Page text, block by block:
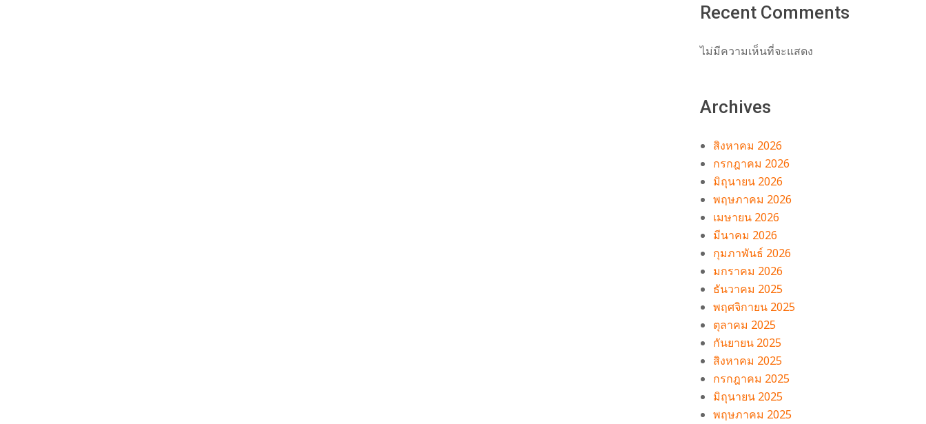
Recent Comments
ไม่มีความเห็นที่จะแสดง
Archives
สิงหาคม 2026
กรกฎาคม 2026
มิถุนายน 2026
พฤษภาคม 2026
เมษายน 2026
มีนาคม 2026
กุมภาพันธ์ 2026
มกราคม 2026
ธันวาคม 2025
พฤศจิกายน 2025
ตุลาคม 2025
กันยายน 2025
สิงหาคม 2025
กรกฎาคม 2025
มิถุนายน 2025
พฤษภาคม 2025